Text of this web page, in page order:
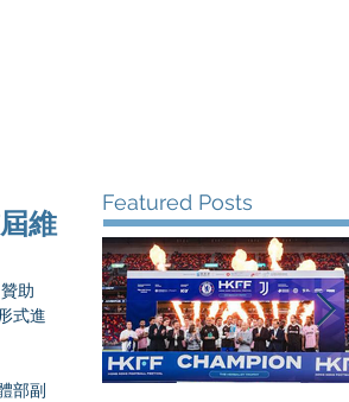
維
助
式進
部副
Featured Posts